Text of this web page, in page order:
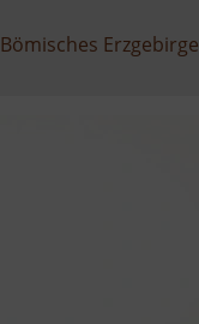
Bömisches Erzgebirge